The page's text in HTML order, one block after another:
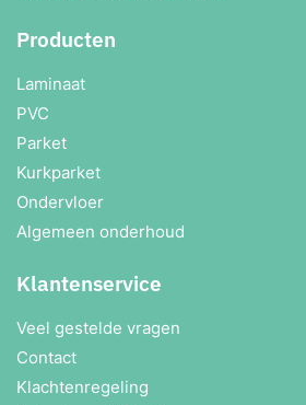
Producten
Laminaat
PVC
Parket
Kurkparket
Ondervloer
Algemeen onderhoud
Klantenservice
Veel gestelde vragen
Contact
Klachtenregeling